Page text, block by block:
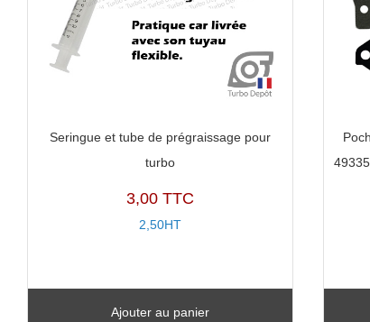
Seringue et tube de prégraissage pour
turbo
3,00 TTC
2,50HT
Ajouter au panier